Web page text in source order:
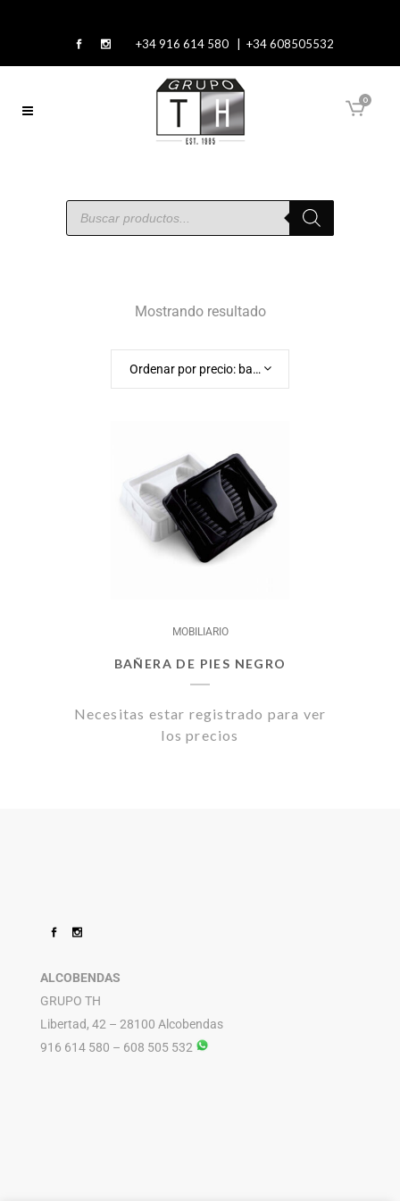
+34 916 614 580 | +34 608505532
0
Mostrando resultado
Ordenar por precio: bajo a alto
MOBILIARIO
BAÑERA DE PIES NEGRO
Necesitas estar registrado para ver
los precios
ALCOBENDAS
GRUPO TH
Libertad, 42 – 28100 Alcobendas
916 614 580 – 608 505 532